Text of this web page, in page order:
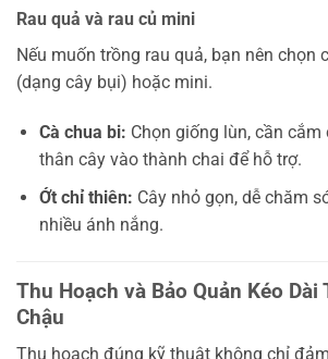
Rau quả và rau củ mini
Nếu muốn trồng rau quả, bạn nên chọn
(dạng cây bụi) hoặc mini.
Cà chua bi: Chọn giống lùn, cần
thân cây vào thành chai để hỗ trợ.
Ớt chỉ thiên: Cây nhỏ gọn, dễ chăm
nhiều ánh nắng.
Thu Hoạch và Bảo Quản Kéo Dài
Chậu
Thu hoạch đúng kỹ thuật không chỉ